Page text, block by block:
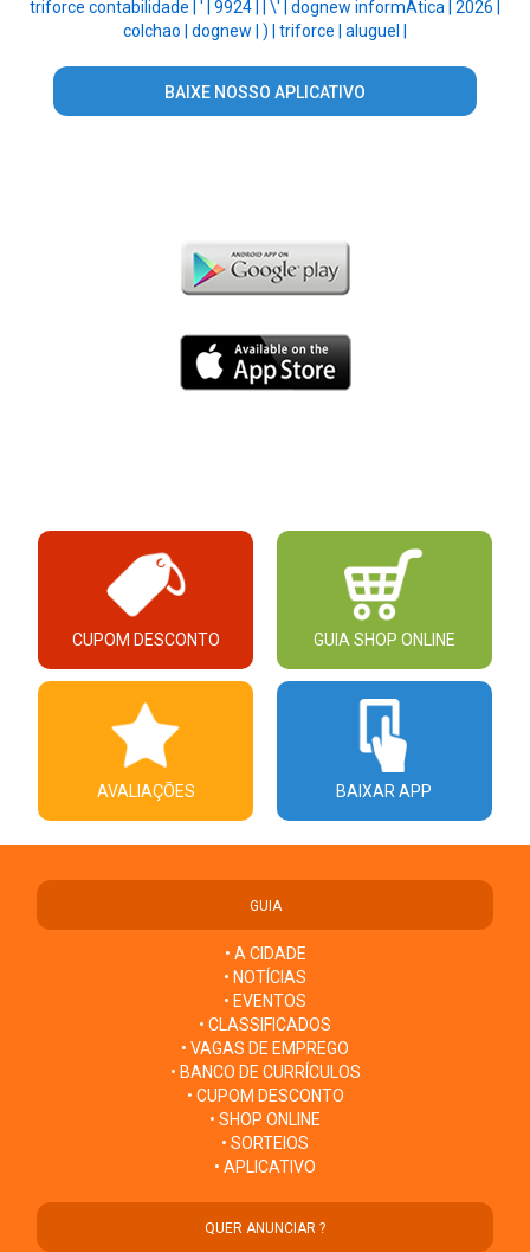
triforce contabilidade | ' | 9924 | \' | dognew informÁtica | 2026 |
colchao | dognew | ) | triforce | aluguel |
BAIXE NOSSO APLICATIVO
CUPOM DESCONTO GUIA SHOP ONLINE
AVALIAÇÕES BAIXAR APP
GUIA
• A CIDADE
• NOTÍCIAS
• EVENTOS
• CLASSIFICADOS
• VAGAS DE EMPREGO
• BANCO DE CURRÍCULOS
• CUPOM DESCONTO
• SHOP ONLINE
• SORTEIOS
• APLICATIVO
QUER ANUNCIAR ?